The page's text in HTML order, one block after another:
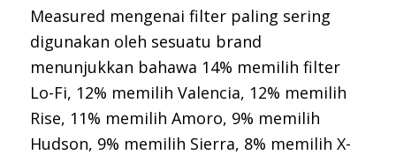
Measured mengenai filter paling sering
digunakan oleh sesuatu brand
menunjukkan bahawa 14% memilih filter
Lo-Fi, 12% memilih Valencia, 12% memilih
Rise, 11% memilih Amoro, 9% memilih
Hudson, 9% memilih Sierra, 8% memilih X-